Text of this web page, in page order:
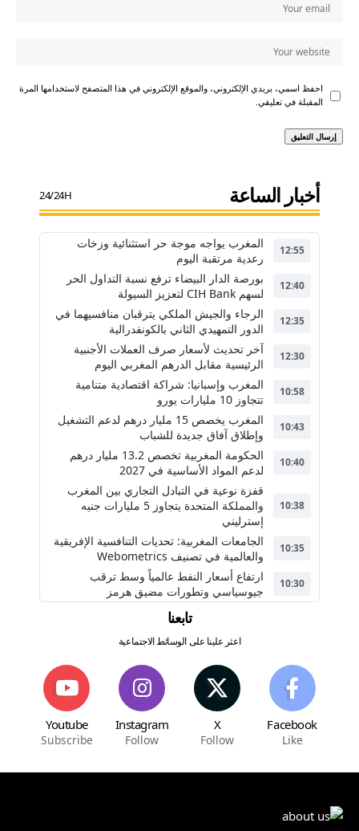
احفظ اسمي، بريدي الإلكتروني، والموقع الإلكتروني في هذا المتصفح لاستخدامها المرة
المقبلة في تعليقي.
أخبار الساعة 24/24H
12:55
المغرب يواجه موجة حر استثنائية وزخات
رعدية مرتقبة اليوم
12:40
بورصة الدار البيضاء ترفع نسبة التداول الحر
لسهم CIH Bank لتعزيز السيولة
12:35
الرجاء والجيش الملكي يترقبان منافسيهما في
الدور التمهيدي الثاني بالكونفدرالية
12:30
آخر تحديث لأسعار صرف العملات الأجنبية
الرئيسية مقابل الدرهم المغربي اليوم
10:58
المغرب وإسبانيا: شراكة اقتصادية متنامية
تتجاوز 10 مليارات يورو
10:43
المغرب يخصص 15 مليار درهم لدعم التشغيل
وإطلاق آفاق جديدة للشباب
10:40
الحكومة المغربية تخصص 13.2 مليار درهم
لدعم المواد الأساسية في 2027
10:38
قفزة نوعية في التبادل التجاري بين المغرب
والمملكة المتحدة يتجاوز 5 مليارات جنيه
إسترليني
10:35
الجامعات المغربية: تحديات التنافسية الإفريقية
والعالمية في تصنيف Webometrics
10:30
ارتفاع أسعار النفط عالمياً وسط ترقب
جيوسياسي وتطورات مضيق هرمز
تابعنا
اعثر علينا على الوسائط الاجتماعية
Facebook
Like
X
Follow
Instagram
Follow
Youtube
Subscribe